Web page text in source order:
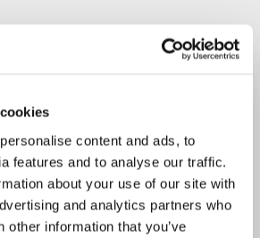
content and ads, to
features and to analyse our traffic.
about your use of our site with
and analytics partners who
other information that you’ve
druer på disse
naturlig vin! I denne guiden finner
du kan nyte...